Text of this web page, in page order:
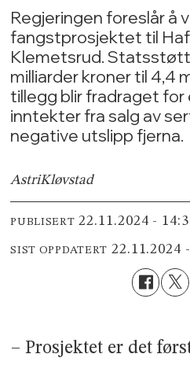
Regjeringen foreslår å
fangstprosjektet til
Klemetsrud.
milliarder kroner til 4,4
tillegg blir fradraget for
inntekter fra salg av
negative utslipp fjerna.
AstriKløvstad
PUBLISERT 22.11.2024 -
SIST OPPDATERT 22.11.2024
– Prosjektet er det